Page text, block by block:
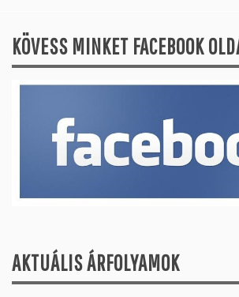
KÖVESS MINKET FACEBOOK
AKTUÁLIS ÁRFOLYAMOK